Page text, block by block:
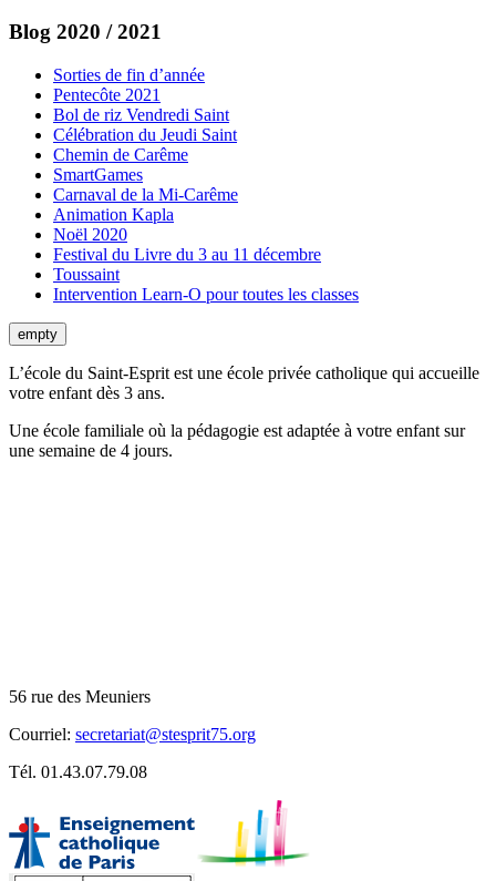
Blog 2020 / 2021
Sorties de fin d’année
Pentecôte 2021
Bol de riz Vendredi Saint
Célébration du Jeudi Saint
Chemin de Carême
SmartGames
Carnaval de la Mi-Carême
Animation Kapla
Noël 2020
Festival du Livre du 3 au 11 décembre
Toussaint
Intervention Learn-O pour toutes les classes
empty
L’école du Saint-Esprit est une école privée catholique qui accueille
votre enfant dès 3 ans.
Une école familiale où la pédagogie est adaptée à votre enfant sur
une semaine de 4 jours.
56 rue des Meuniers
Courriel: secretariat@stesprit75.org
Tél. 01.43.07.79.08